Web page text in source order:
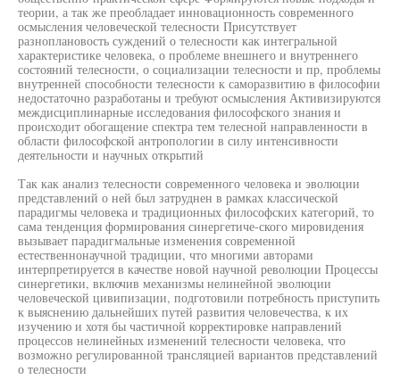
теории, а так же преобладает инновационность современного
осмысления человеческой телесности Присутствует
разноплановость суждений о телесности как интегральной
характеристике человека, о проблеме внешнего и внутреннего
состояний телесности, о социализации телесности и пр, проблемы
внутренней способности телесности к саморазвитию в философии
недостаточно разработаны и требуют осмысления Активизируются
междисциплинарные исследования философского знания и
происходит обогащение спектра тем телесной направленности в
области философской антропологии в силу интенсивности
деятельности и научных открытий
Так как анализ телесности современного человека и эволюции
представлений о ней был затруднен в рамках классической
парадигмы человека и традиционных философских категорий, то
сама тенденция формирования синергетиче-ского мировидения
вызывает парадигмальные изменения современной
естественнонаучной традиции, что многими авторами
интерпретируется в качестве новой научной революции Процессы
синергетики, включив механизмы нелинейной эволюции
человеческой цивипизации, подготовили потребность приступить
к выяснению дальнейших путей развития человечества, к их
изучению и хотя бы частичной корректировке направлений
процессов нелинейных изменений телесности человека, что
возможно регулированной трансляцией вариантов представлений
о телесности